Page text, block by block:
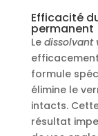
Efficacité
permanent
Le dissolvant
formule
élimine le
intacts.
résultat